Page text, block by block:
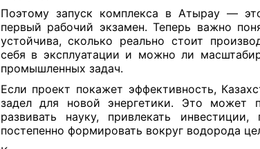
Поэтому запуск комплекса в Атырау —
первый рабочий экзамен. Теперь важно
устойчива, сколько реально стоит
себя в эксплуатации и можно ли
промышленных задач.
Если проект покажет эффективность,
задел для новой энергетики. Это может
развивать науку, привлекать инвестиции,
постепенно формировать вокруг водорода